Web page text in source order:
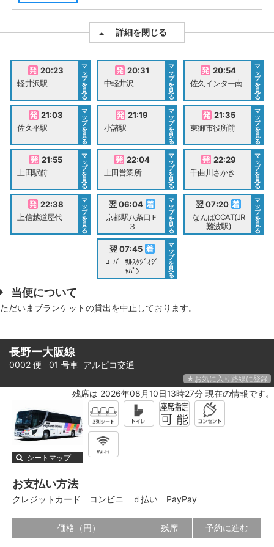
詳細を閉じる
20:23
軽井沢駅
マ
ッ
プ
を
見
る
20:31
中軽井沢
マ
ッ
プ
を
見
る
20:54
佐久インター南
マ
ッ
プ
を
見
る
21:03
佐久平駅
マ
ッ
プ
を
見
る
21:19
小諸駅
マ
ッ
プ
を
見
る
21:35
東御市役所前
マ
ッ
プ
を
見
る
21:55
上田駅前
マ
ッ
プ
を
見
る
22:04
上田営業所
マ
ッ
プ
を
見
る
22:29
千曲川さかき
マ
ッ
プ
を
見
る
22:38
上信越道屋代
マ
ッ
プ
を
見
る
翌 06:04
京都駅八条口Ｆ
３
マ
ッ
プ
を
見
る
翌 07:20
なんばOCAT(JR
難波駅)
マ
ッ
プ
を
見
る
翌 07:45
ﾕﾆﾊﾞｰｻﾙｽﾀｼﾞｵｼﾞ
ｬﾊﾟﾝ
マ
ッ
プ
を
見
る
当便について
ただいまブランケットの貸出を中止しております。
長野ー大阪線
0002 便 01 号車 アルピコ交通
★お気に入り路線に登録
残席は 2026年08月10日13時27分 現在の情報です。
シートマップ
お支払い方法
クレジットカード コンビニ ｄ払い PayPay
価格（円） 残席 予約に進む